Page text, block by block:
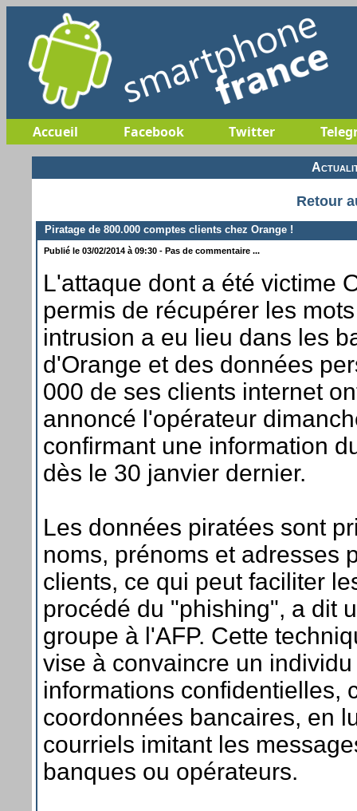
Accueil Facebook Twitter
Retour
Piratage de 800.000 comptes clients chez Orange !
Publié le 03/02/2014 à 09:30 - Pas de commentaire ...
L'attaque dont a été victime
permis de récupérer les
intrusion a eu lieu dans les
d'Orange et des données
000 de ses clients internet
annoncé l'opérateur
confirmant une information
dès le 30 janvier dernier.
Les données piratées sont
noms, prénoms et adresses
clients, ce qui peut faciliter
procédé du "phishing", a dit
groupe à l'AFP. Cette
vise à convaincre un
informations confidentielles,
coordonnées bancaires, en
courriels imitant les
banques ou opérateurs.